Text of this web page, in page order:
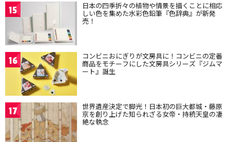
15 日本の四季折々の植物や情景を描くことに相応
しい色を集めた水彩色鉛筆『色辞典』が新発
売！
16 コンビニおにぎりが文房具に！コンビニの定番
商品をモチーフにした文房具シリーズ『ジムマ
ート』誕生
17 世界遺産決定で脚光！日本初の巨大都城・藤原
京を創り上げた知られざる女帝・持統天皇の凄
絶な執念